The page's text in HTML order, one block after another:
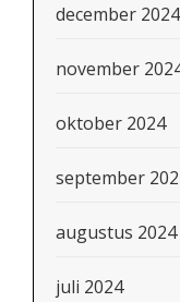
december 2024
november
oktober 2024
september
augustus 2024
juli 2024